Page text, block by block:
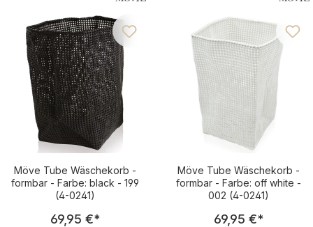
Möve Tube Wäschekorb -
formbar - Farbe: black - 199
(4-0241)
Regulärer Preis:
69,95 €*
Möve Tube Wäschekorb -
formbar - Farbe: off white -
002 (4-0241)
Regulärer
69,95 €*